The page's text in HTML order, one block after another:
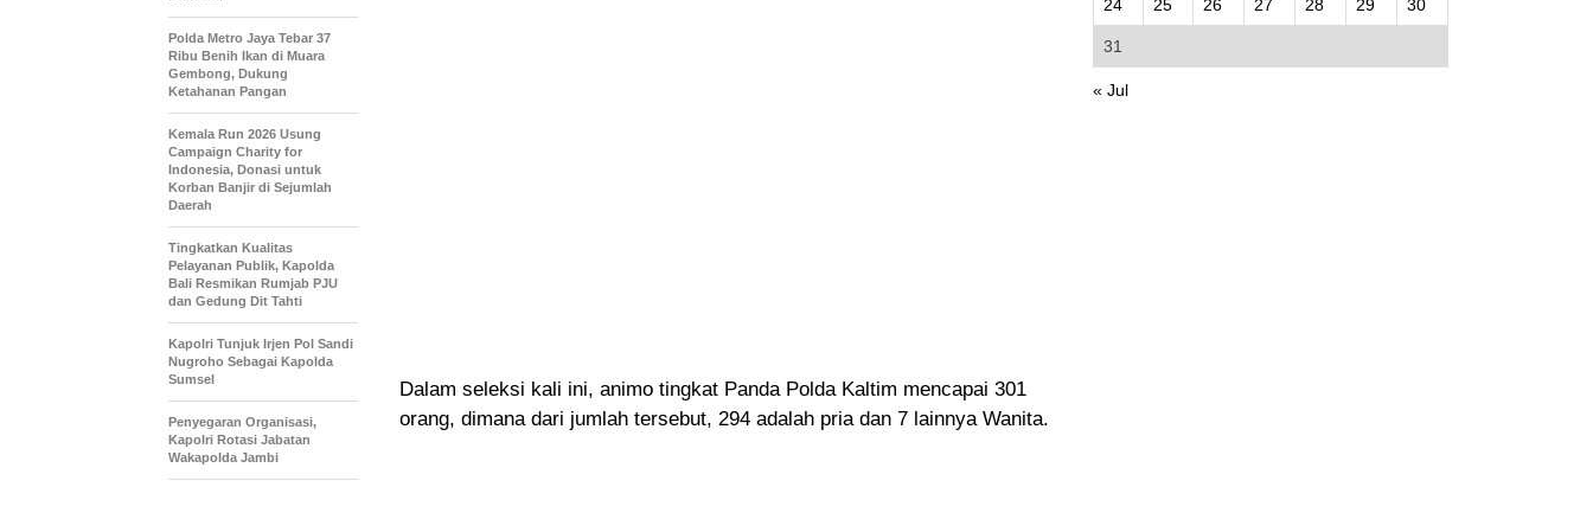
Dalam seleksi kali ini, animo tingkat Panda Polda Kaltim mencapai 301
orang, dimana dari jumlah tersebut, 294 adalah pria dan 7 lainnya Wanita.
Polda Metro Jaya Tebar 37
Ribu Benih Ikan di Muara
Gembong, Dukung
Ketahanan Pangan
Kemala Run 2026 Usung
Campaign Charity for
Indonesia, Donasi untuk
Korban Banjir di Sejumlah
Daerah
Tingkatkan Kualitas
Pelayanan Publik, Kapolda
Bali Resmikan Rumjab PJU
dan Gedung Dit Tahti
Kapolri Tunjuk Irjen Pol Sandi
Nugroho Sebagai Kapolda
Sumsel
Penyegaran Organisasi,
Kapolri Rotasi Jabatan
Wakapolda Jambi
24 25 26 27 28 29 30
31
« Jul